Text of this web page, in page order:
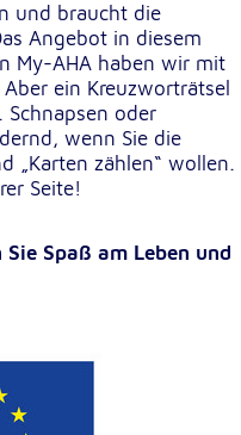
und braucht die
Angebot in diesem
My-AHA haben wir mit
ein Kreuzworträtsel
oder
wenn Sie die
„Karten zählen“ wollen.
Seite!
Sie Spaß am Leben und